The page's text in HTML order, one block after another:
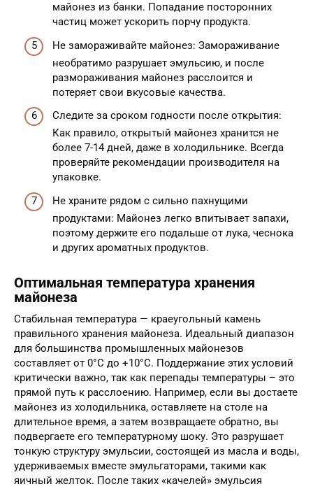
майонез из банки. Попадание посторонних
частиц может ускорить порчу продукта.
Не замораживайте майонез: Замораживание
необратимо разрушает эмульсию, и после
размораживания майонез расслоится и
потеряет свои вкусовые качества.
Следите за сроком годности после открытия:
Как правило, открытый майонез хранится не
более 7-14 дней, даже в холодильнике. Всегда
проверяйте рекомендации производителя на
упаковке.
Не храните рядом с сильно пахнущими
продуктами: Майонез легко впитывает запахи,
поэтому держите его подальше от лука, чеснока
и других ароматных продуктов.
Оптимальная температура хранения
майонеза
Стабильная температура — краеугольный камень
правильного хранения майонеза. Идеальный диапазон
для большинства промышленных майонезов
составляет от 0°C до +10°C. Поддержание этих условий
критически важно, так как перепады температуры – это
прямой путь к расслоению. Например, если вы достаете
майонез из холодильника, оставляете на столе на
длительное время, а затем возвращаете обратно, вы
подвергаете его температурному шоку. Это разрушает
тонкую структуру эмульсии, состоящей из масла и воды,
удерживаемых вместе эмульгаторами, такими как
яичный желток. После таких «качелей» эмульсия